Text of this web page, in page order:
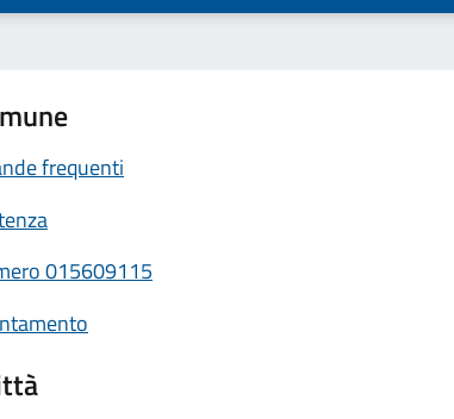
frequenti
015609115